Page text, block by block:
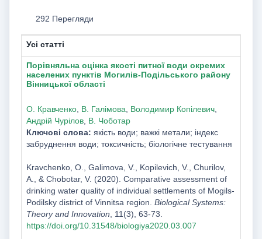
292 Перегляди
Усі статті
Порівняльна оцінка якості питної води окремих
населених пунктів Могилів-Подільського району
Вінницької області
О. Кравченко, В. Галімова, Володимир Копілевич,
Андрій Чурілов, В. Чоботар
Ключові слова: якість води; важкі метали; індекс
забруднення води; токсичність; біологічне тестування
Kravchenko, O., Galimova, V., Kopilevich, V., Churilov,
A., & Chobotar, V. (2020). Comparative assessment of
drinking water quality of individual settlements of Mogils-
Podilsky district of Vinnitsa region. Biological Systems:
Theory and Innovation, 11(3), 63-73.
https://doi.org/10.31548/biologiya2020.03.007